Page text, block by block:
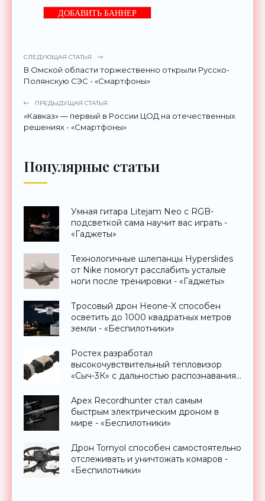
ДОБАВИТЬ БАННЕР
СЛЕДУЮЩАЯ СТАТЬЯ
В Омской области торжественно открыли Русско-
Полянскую СЭС - «Смартфоны»
ПРЕДЫДУЩАЯ СТАТЬЯ
«Кавказ» — первый в России ЦОД на отечественных
решениях - «Смартфоны»
Популярные статьи
Умная гитара Litejam Neo с RGB-
подсветкой сама научит вас играть -
«Гаджеты»
Технологичные шлепанцы Hyperslides
от Nike помогут расслабить усталые
ноги после тренировки - «Гаджеты»
Тросовый дрон Heone-X способен
осветить до 1000 квадратных метров
земли - «Беспилотники»
Ростех разработал
высокочувствительный тепловизор
«Сыч-3К» с дальностью распознавания
Apex Recordhunter стал самым
быстрым электрическим дроном в
мире - «Беспилотники»
Дрон Tornyol способен самостоятельно
отслеживать и уничтожать комаров -
«Беспилотники»